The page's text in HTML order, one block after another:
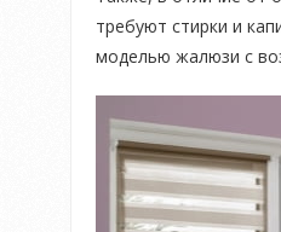
требуют стирки и
моделью жалюзи с